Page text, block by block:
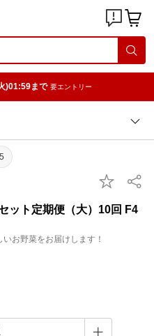
)01:59まで 要エントリー
ット定期便（大）10回 F4
お野菜をお届けします！